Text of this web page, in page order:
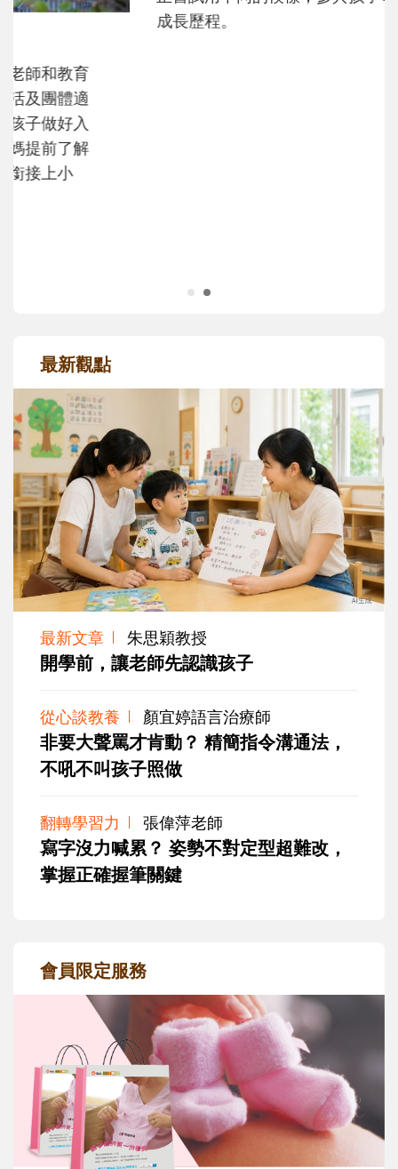
不同模樣
沒有人天生就擅長當爸爸！男人總是在一次
次「前所未有」的體驗中，跟著孩子一起長
大。從給予安全感的肢體遊戲，到獨立自
主、角色認同及解決問題的能力養成。爸爸
最新觀點
最新文章 朱思穎教授
開學前，讓老師先認識孩子
從心談教養 顏宜婷語言治療師
非要大聲罵才肯動？ 精簡指令溝通法，
不吼不叫孩子照做
翻轉學習力 張偉萍老師
寫字沒力喊累？ 姿勢不對定型超難改，
掌握正確握筆關鍵
會員限定服務